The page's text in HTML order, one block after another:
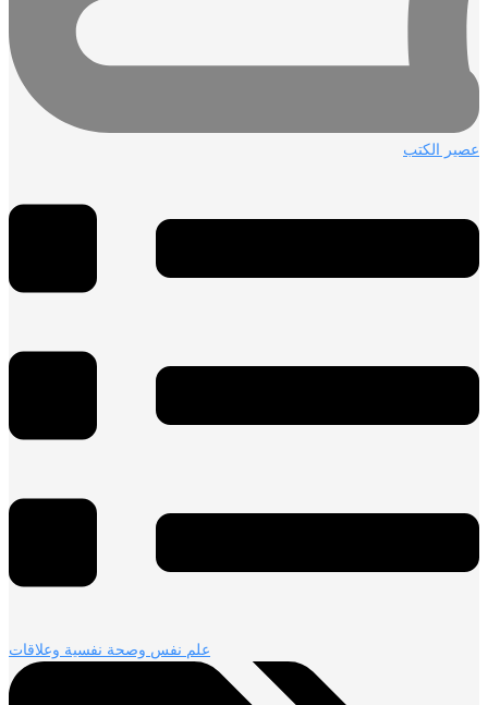
عصير الكتب
علم نفس وصحة نفسية وعلاقات